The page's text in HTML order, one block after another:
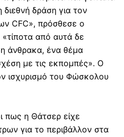
δράση για τον
CFC», πρόσθεσε ο
«τίποτα από αυτά δε
άνθρακα, ένα θέμα
με τις εκπομπές». Ο
ισχυρισμό του Φώσκολου
πως η Θάτσερ είχε
για το περιβάλλον στα